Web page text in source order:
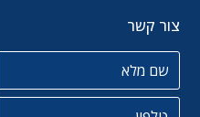
צור קשר
שם מלא
טלפון